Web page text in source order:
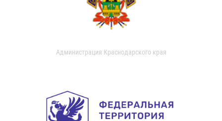
Администрация Краснодарского края